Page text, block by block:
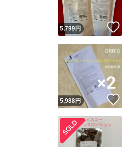
5,799円
5,988円